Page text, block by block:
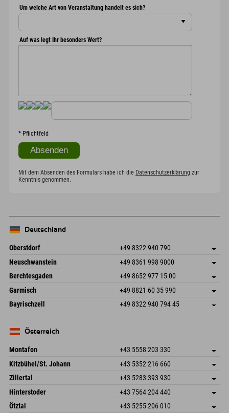
Um welche Art von Veranstaltung handelt es sich?
Auf was legt Ihr besonders Wert?
* Pflichtfeld
Mit dem Absenden des Formulars habe ich die Datenschutzerklärung zur
Kenntnis genommen.
Deutschland
Oberstdorf +49 8322 940 790
An der Breitach 3
87538 Fischen I. Allgäu
Deutschland
Adresse speichern
Anreiseinfos
Buchen
Neuschwanstein +49 8361 998 9000
An der Riese 45
87484 Nesselwang im Allgäu
Deutschland
Adresse speichern
Buchen
Berchtesgaden +49 8652 977 15 00
Hofreitstr. 7
83471 Schönau am Königssee
Deutschland
Adresse speichern
Anreiseinfos
Buchen
Garmisch +49 8821 60 35 990
Frickenstraße 22
82490 Farchant
Adresse speichern
Bayrischzell +49 8322 940 794 45
Deutschland
Österreich
Montafon +43 5558 203 330
Dorfstr. 127b
6793 Gaschurn/Montafon
Österreich
Adresse speichern
Anreiseinfos
Buchen
Kitzbühel/St. Johann +43 5352 216 660
Speckbacherstraße 87
Österreich
Adresse speichern
Buchen
Zillertal +43 5283 393 930
Schmiedau 2
6272 Kaltenbach im Zillertal
Österreich
Adresse speichern
Anreiseinfos
Buchen
Hinterstoder +43 7564 204 440
Freizeitpark 10
Adresse speichern
Ötztal +43 5255 206 010